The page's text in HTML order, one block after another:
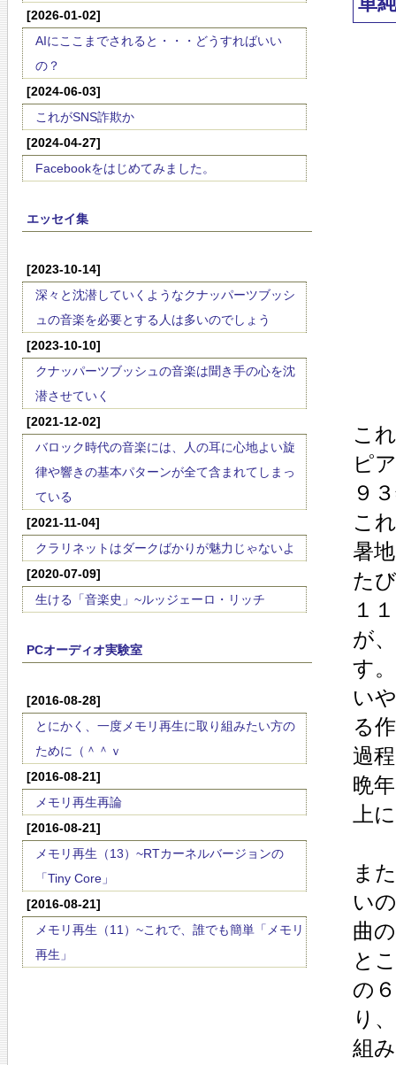
[2026-01-02]
AIにここまでされると・・・どうすればいい
の？
[2024-06-03]
これがSNS詐欺か
[2024-04-27]
Facebookをはじめてみました。
エッセイ集
[2023-10-14]
深々と沈潜していくようなクナッパーツブッシ
ュの音楽を必要とする人は多いのでしょう
[2023-10-10]
クナッパーツブッシュの音楽は聞き手の心を沈
潜させていく
[2021-12-02]
バロック時代の音楽には、人の耳に心地よい旋
律や響きの基本パターンが全て含まれてしまっ
ている
[2021-11-04]
クラリネットはダークばかりが魅力じゃないよ
[2020-07-09]
生ける「音楽史」~ルッジェーロ・リッチ
PCオーディオ実験室
[2016-08-28]
とにかく、一度メモリ再生に取り組みたい方の
ために（＾＾ｖ
[2016-08-21]
メモリ再生再論
[2016-08-21]
メモリ再生（13）~RTカーネルバージョンの
「Tiny Core」
[2016-08-21]
メモリ再生（11）~これで、誰でも簡単「メモリ
再生」
こ
ピ
９
こ
暑
た
１
が
す。
い
る
過
晩
上
ま
い
曲
と
の
り
組